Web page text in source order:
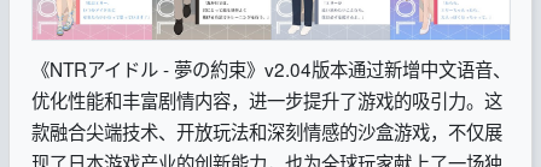
《NTRアイドル - 夢の約束》v2.04版本通过新增中文语音、
优化性能和丰富剧情内容，进一步提升了游戏的吸引力。这
款融合尖端技术、开放玩法和深刻情感的沙盒游戏，不仅展